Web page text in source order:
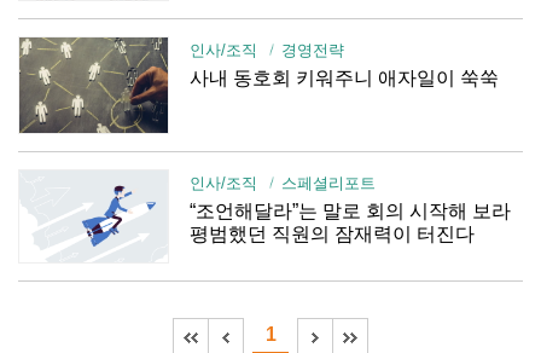
인사/조직 경영전략
사내 동호회 키워주니 애자일이 쑥쑥
인사/조직 스페셜리포트
“조언해달라”는 말로 회의 시작해 보라
평범했던 직원의 잠재력이 터진다
1